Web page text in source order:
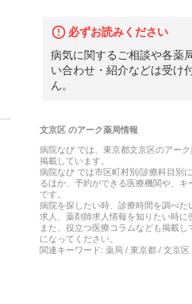
必ずお読みください
病気に関するご相談や各薬
い合わせ・紹介などは受け
ん。
文京区のアーク薬局情報
病院なび では、 東京都文京区のアーク
掲載しています。
病院なび では市区町村別/診療科目別
るほか、予約ができる医療機関や、キ
です。
病院を探したい時、診療時間を調べた
求人、薬剤師求人情報を知りたい時に
また、役立つ医療コラムなども掲載し
になってください。
関連キーワード: 薬局 / 東京都 / 文京